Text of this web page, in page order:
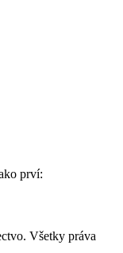
prví:
Všetky práva